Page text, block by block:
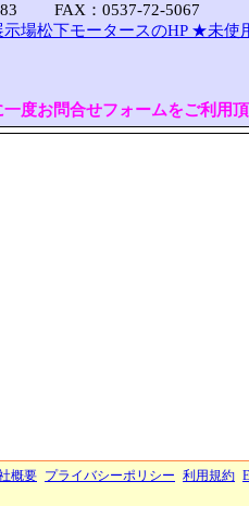
FAX：0537-72-5067
場松下モータースのHP ★未使
度お問合せフォームをご利用
概要 プライバシーポリシー 利用規約